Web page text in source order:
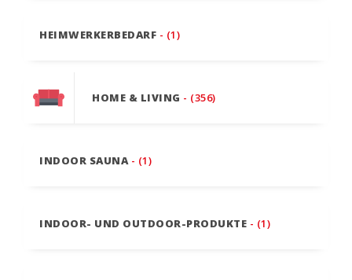
HEIMWERKERBEDARF - (1)
HOME & LIVING - (356)
INDOOR SAUNA - (1)
INDOOR- UND OUTDOOR-PRODUKTE - (1)